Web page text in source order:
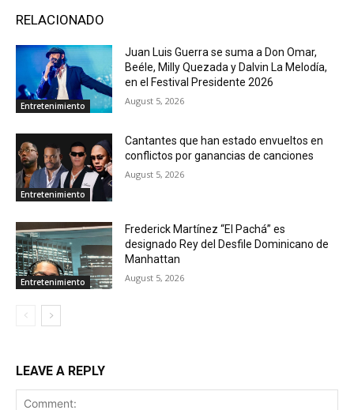
RELACIONADO
Entretenimiento
Juan Luis Guerra se suma a Don Omar,
Beéle, Milly Quezada y Dalvin La Melodía,
en el Festival Presidente 2026
August 5, 2026
Entretenimiento
Cantantes que han estado envueltos en
conflictos por ganancias de canciones
August 5, 2026
Entretenimiento
Frederick Martínez “El Pachá” es
designado Rey del Desfile Dominicano de
Manhattan
August 5, 2026
LEAVE A REPLY